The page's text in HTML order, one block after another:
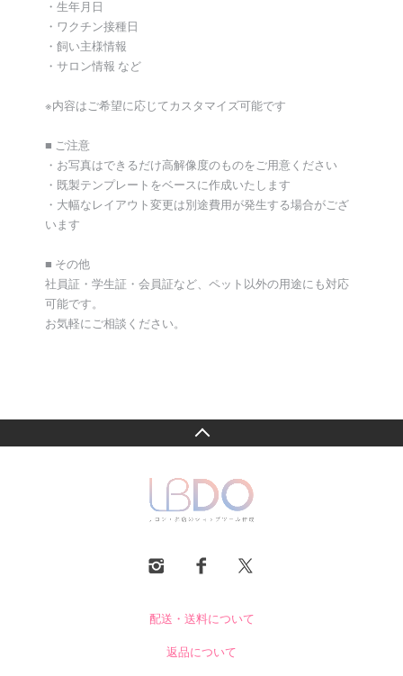
・生年月日
・ワクチン接種日
・飼い主様情報
・サロン情報 など
※内容はご希望に応じてカスタマイズ可能です
■ ご注意
・お写真はできるだけ高解像度のものをご用意ください
・既製テンプレートをベースに作成いたします
・大幅なレイアウト変更は別途費用が発生する場合がござ
います
■ その他
社員証・学生証・会員証など、ペット以外の用途にも対応
可能です。
お気軽にご相談ください。
配送・送料について
返品について